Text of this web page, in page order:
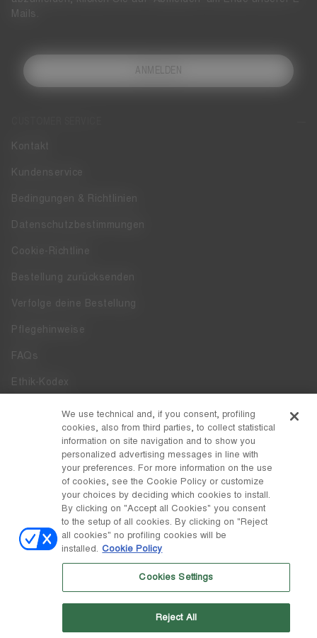
Kontakt
Kundenservice
Bedingungen & Richtlinien
Datenschutzbestimmungen
Cookie-Richtline
Bestellung zurücksenden
Verfolge deine Bestellung
Pflegehinweise
FAQs
Ethik-Kodex
Whistleblowing
Zugänglichkeit
DISCOVER MOON BOOT
Facebook
LAND / WÄHRUNG
Österreich / € ändern
S.p.A. untersteht. Sitz in Giavera del Montello (TV) - Via Fante d'Italia
n. 56 | Grundkapital € 38.533.835,00 voll eingezahlt | Unternehmen
Mails.
ANMELDEN
We use technical and, if you consent, profiling
cookies, also from third parties, to collect statistical
information on site navigation and to show you
personalized advertising messages in line with
your preferences. For more information on the use
of cookies, see the Cookie Policy or customize
your choices by deciding which cookies to install.
By clicking on "Accept all Cookies" you consent
to the setup of all cookies. By clicking on "Reject
all cookies" no profiling cookies will be
installed. Cookie Policy
Cookies Settings
Reject All